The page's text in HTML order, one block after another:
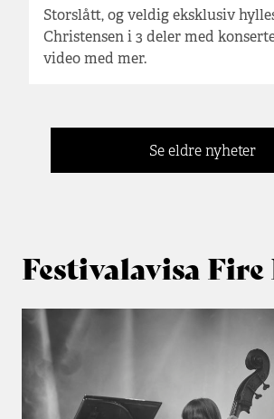
Storslått, og veldig eksklusiv
Christensen i 3 deler med
video med mer.
Se eldre nyheter
Festivalavisa Fire